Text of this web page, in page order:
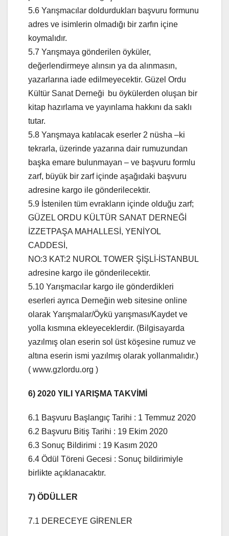
5.6 Yarışmacılar doldurdukları başvuru formunu
adres ve isimlerin olmadığı bir zarfın içine
koymalıdır.
5.7 Yarışmaya gönderilen öyküler,
değerlendirmeye alınsın ya da alınmasın,
yazarlarına iade edilmeyecektir. Güzel Ordu
Kültür Sanat Derneği bu öykülerden oluşan bir
kitap hazırlama ve yayınlama hakkını da saklı
tutar.
5.8 Yarışmaya katılacak eserler 2 nüsha –ki
tekrarla, üzerinde yazarına dair rumuzundan
başka emare bulunmayan – ve başvuru formlu
zarf, büyük bir zarf içinde aşağıdaki başvuru
adresine kargo ile gönderilecektir.
5.9 İstenilen tüm evrakların içinde olduğu zarf;
GÜZEL ORDU KÜLTÜR SANAT DERNEĞİ
İZZETPAŞA MAHALLESİ, YENİYOL
CADDESİ,
NO:3 KAT:2 NUROL TOWER ŞİŞLİ-İSTANBUL
adresine kargo ile gönderilecektir.
5.10 Yarışmacılar kargo ile gönderdikleri
eserleri ayrıca Derneğin web sitesine online
olarak Yarışmalar/Öykü yarışması/Kaydet ve
yolla kısmına ekleyeceklerdir. (Bilgisayarda
yazılmış olan eserin sol üst köşesine rumuz ve
altına eserin ismi yazılmış olarak yollanmalıdır.)
( www.gzlordu.org )
6) 2020 YILI YARIŞMA TAKVİMİ
6.1 Başvuru Başlangıç Tarihi : 1 Temmuz 2020
6.2 Başvuru Bitiş Tarihi : 19 Ekim 2020
6.3 Sonuç Bildirimi : 19 Kasım 2020
6.4 Ödül Töreni Gecesi : Sonuç bildirimiyle
birlikte açıklanacaktır.
7) ÖDÜLLER
7.1 DERECEYE GİRENLER